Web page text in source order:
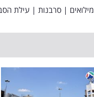
מילואים | סרבנות | עילת